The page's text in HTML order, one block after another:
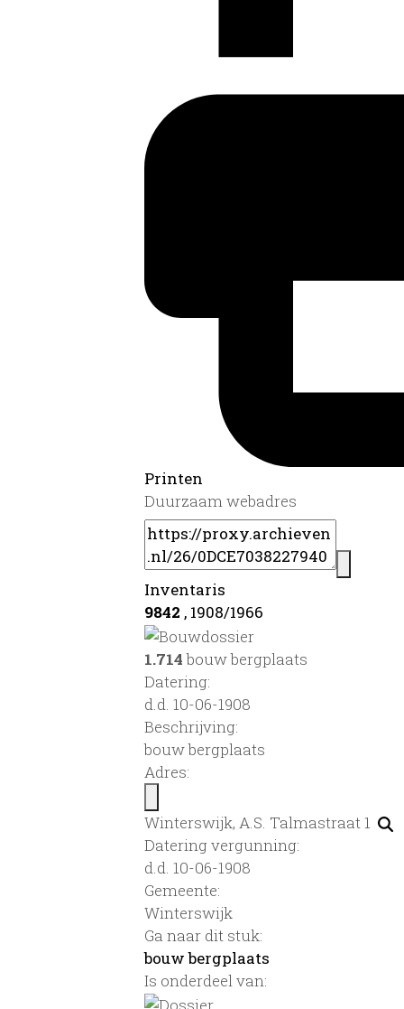
Printen
Duurzaam webadres
Inventaris
9842 , 1908/1966
1.714bouw bergplaats
Datering:
d.d. 10-06-1908
Beschrijving:
bouw bergplaats
Adres:
Winterswijk, A.S. Talmastraat 1
Datering vergunning:
d.d. 10-06-1908
Gemeente:
Winterswijk
Ga naar dit stuk:
bouw bergplaats
Is onderdeel van: